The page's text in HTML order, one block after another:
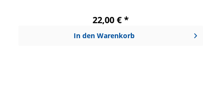
22,00 € *
In den Warenkorb